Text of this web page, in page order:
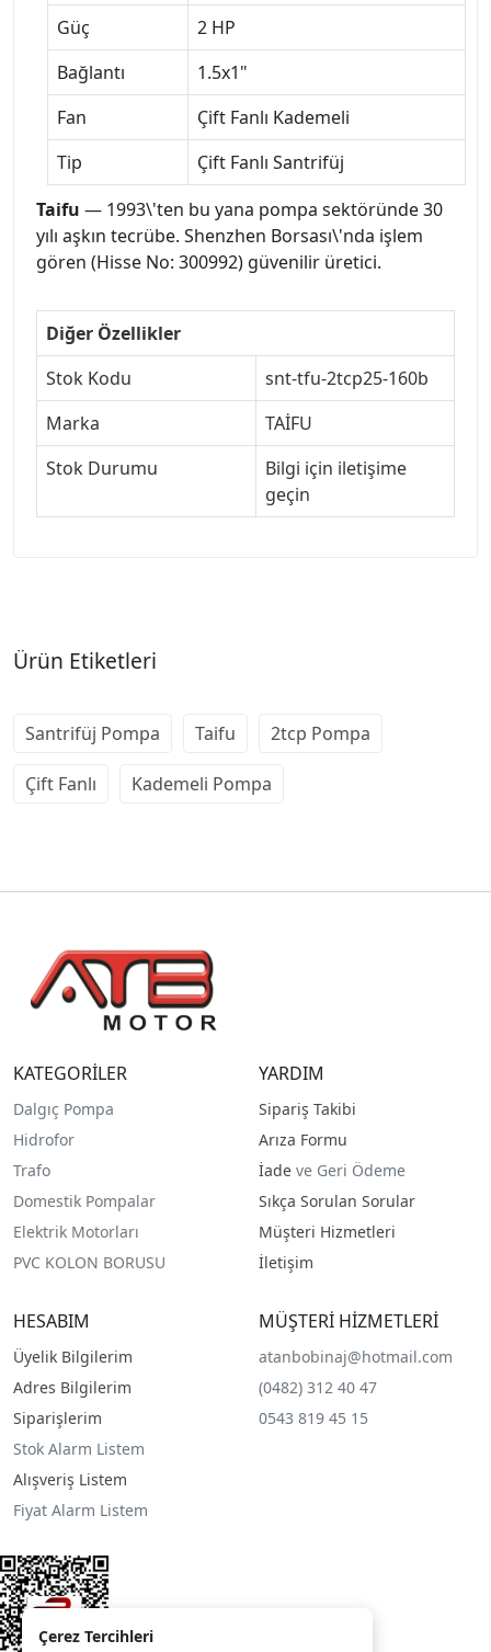
Güç
2 HP
Bağlantı
1.5x1"
Fan
Çift Fanlı Kademeli
Tip
Çift Fanlı Santrifüj
Taifu — 1993\'ten bu yana pompa sektöründe 30
yılı aşkın tecrübe. Shenzhen Borsası\'nda işlem
gören (Hisse No: 300992) güvenilir üretici.
Diğer Özellikler
Stok Kodu
snt-tfu-2tcp25-160b
Marka
TAİFU
Stok Durumu
Bilgi için iletişime
geçin
Ürün Etiketleri
Santrifüj Pompa Taifu 2tcp Pompa
Çift Fanlı Kademeli Pompa
KATEGORİLER
Dalgıç Pompa
Hidrofor
Trafo
Domestik Pompalar
Elektrik Motorları
PVC KOLON BORUSU
YARDIM
Sipariş Takibi
Arıza Formu
İade ve Geri Ödeme
Sıkça Sorulan Sorular
Müşteri Hizmetleri
İletişim
HESABIM
Üyelik Bilgilerim
Adres Bilgilerim
Siparişlerim
Stok Alarm Listem
Alışveriş Listem
Fiyat Alarm Listem
MÜŞTERİ HİZMETLERİ
atanbobinaj@hotmail.com
(0482) 312 40 47
0543 819 45 15
Çerez Tercihleri